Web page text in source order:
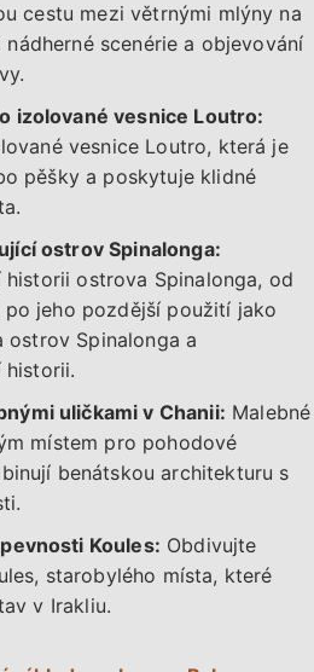
cestu mezi větrnými mlýny na
scenérie a objevování
izolované vesnice Loutro:
vesnice Loutro, která je
pěšky a poskytuje klidné
ostrov Spinalonga:
ostrova Spinalonga, od
jeho pozdější použití jako
ostrov Spinalonga a
historii.
uličkami v Chanii: Malebné
místem pro pohodové
benátskou architekturu s
Koules: Obdivujte
starobylého místa, které
v Irakliu.